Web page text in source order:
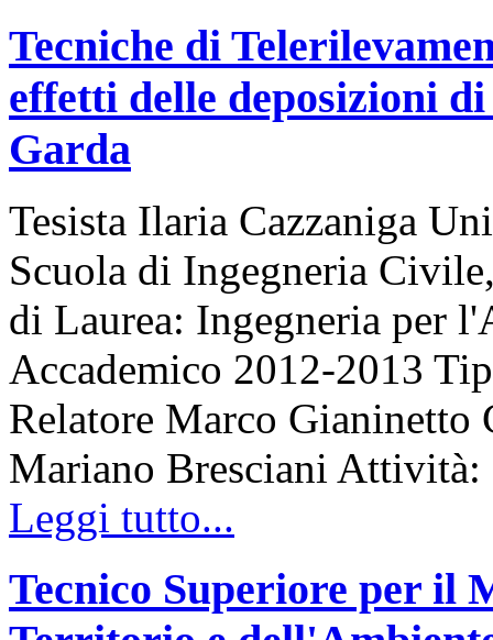
Tecniche di
effetti delle deposizioni
Garda
Tesista Ilaria Cazzaniga
Scuola di Ingegneria
di Laurea: Ingegneria per
Accademico 2012-2013
Relatore Marco
Mariano Bresciani
Leggi tutto...
Tecnico Superiore per il